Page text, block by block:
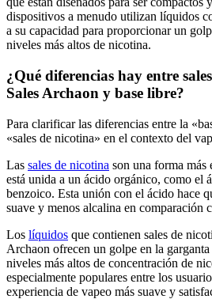
dispositivos a menudo utilizan líquidos
a su capacidad para proporcionar un
niveles más altos de nicotina.
¿Qué diferencias hay entre
Sales Archaon y base libre?
Para clarificar las diferencias entre la
«sales de nicotina» en el contexto del
Las sales de nicotina son una forma más
está unida a un ácido orgánico, como el
benzoico. Esta unión con el ácido hace
suave y menos alcalina en comparación
Los líquidos que contienen sales de
Archaon ofrecen un golpe en la
niveles más altos de concentración de
especialmente populares entre los
experiencia de vapeo más suave y